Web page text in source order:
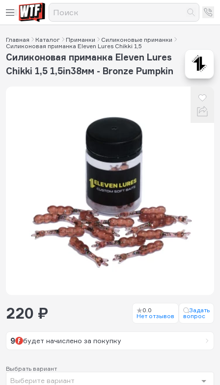
Главная Каталог Приманки
Силиконовые приманки
Силиконовая приманка Eleven Lures Chikki 1,5
Силиконовая приманка Eleven Lures
Chikki 1,5 1,5in38мм - Bronze Pumpkin
Выбрать вариант
Выберите вариант
220 ₽
0.0
Нет отзывов
Задать
вопрос
9 будет начислено за покупку